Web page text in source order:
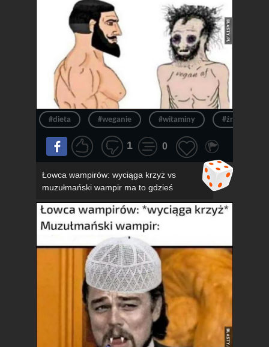
#dieta #weganie #witaminy #źródło
1 0
Łowca wampirów: wyciąga krzyż vs
muzułmański wampir ma to gdzieś